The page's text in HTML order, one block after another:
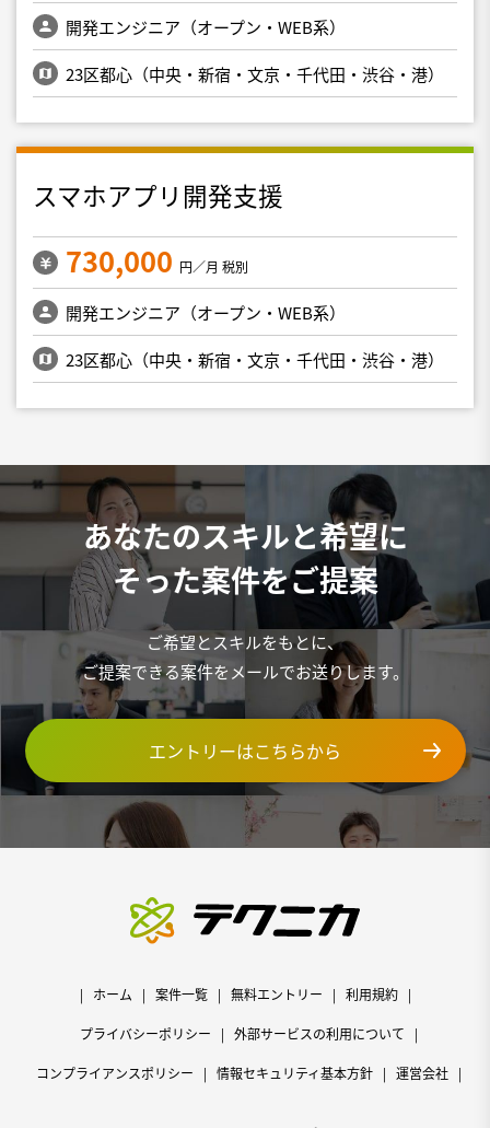
開発エンジニア（オープン・WEB系）
23区都心（中央・新宿・文京・千代田・渋谷・港）
スマホアプリ開発支援
730,000 円／月 税別
開発エンジニア（オープン・WEB系）
23区都心（中央・新宿・文京・千代田・渋谷・港）
あなたのスキルと希望に
そった案件をご提案
ご希望とスキルをもとに、
ご提案できる案件をメールでお送りします。
エントリーはこちらから
ホーム 案件一覧 無料エントリー 利用規約
プライバシーポリシー 外部サービスの利用について
コンプライアンスポリシー 情報セキュリティ基本方針 運営会社